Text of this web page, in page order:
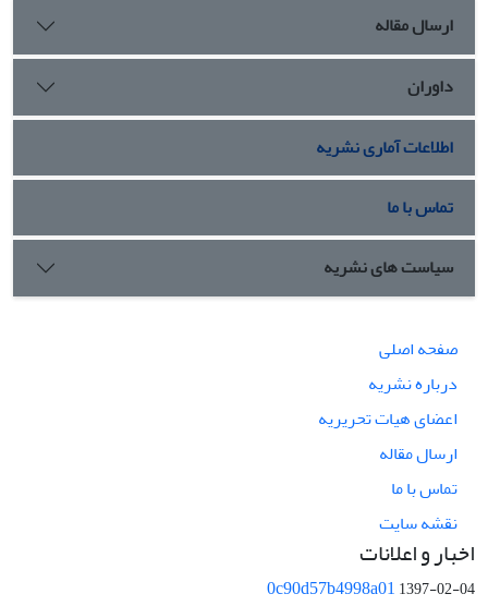
ارسال مقاله
داوران
اطلاعات آماری نشریه
تماس با ما
سیاست های نشریه
صفحه اصلی
درباره نشریه
اعضای هیات تحریریه
ارسال مقاله
تماس با ما
نقشه سایت
اخبار و اعلانات
0c90d57b4998a011397-02-04